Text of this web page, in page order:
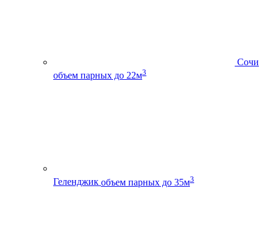
Сочи
объем парных до 22м3
Геленджик объем парных до 35м3